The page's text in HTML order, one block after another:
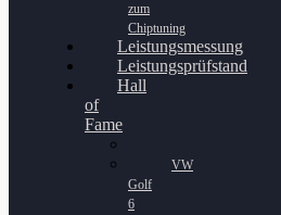
zum
Chiptuning
Leistungsmessung
Leistungsprüfstand
Hall
of
Fame
VW
Golf
6